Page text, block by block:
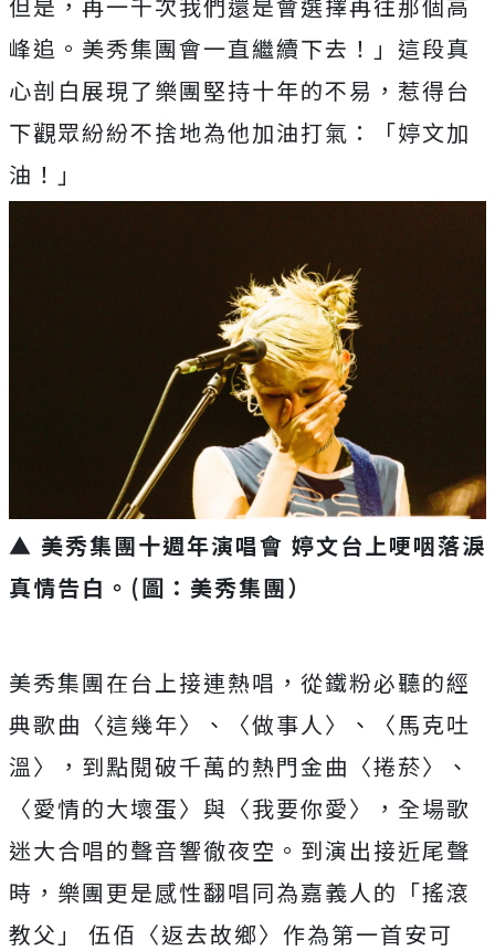
峰追。 美秀集團會一直繼續下去！」 這段真
心剖白展現了樂團堅持十年的不易， 惹得台
下觀眾紛紛不捨地為他加油打氣：「婷文加
油！」
▲ 美秀集團十週年演唱會 婷文台上哽咽落淚
真情告白。(圖：美秀集團）
美秀集團在台上接連熱唱，從鐵粉必聽的經
典歌曲〈這幾年〉、〈做事人〉、〈馬克吐
溫〉，到點閱破千萬的熱門金曲〈捲菸〉、
〈愛情的大壞蛋〉與〈我要你愛〉，全場歌
迷大合唱的聲音響徹夜空。 到演出接近尾聲
時，樂團更是感性翻唱同為嘉義人的「搖滾
教父」 伍佰〈返去故鄉〉作為第一首安可